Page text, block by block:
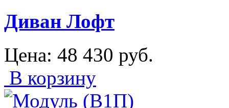
Диван Лофт
Цена: 48 430 руб.
В корзину